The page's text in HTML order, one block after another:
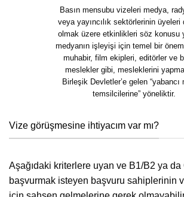
Basın mensubu vizeleri medya,
veya yayıncılık sektörlerinin üyeleri
olmak üzere etkinlikleri söz konusu
medyanın işleyişi için temel bir
muhabir, film ekipleri, editörler ve
meslekler gibi, mesleklerini
Birleşik Devletler’e gelen “yabancı
temsilcilerine” yöneliktir.
Vize görüşmesine ihtiyacım var mı?
Aşağıdaki kriterlere uyan ve B1/B2 ya
başvurmak isteyen başvuru sahiplerinin